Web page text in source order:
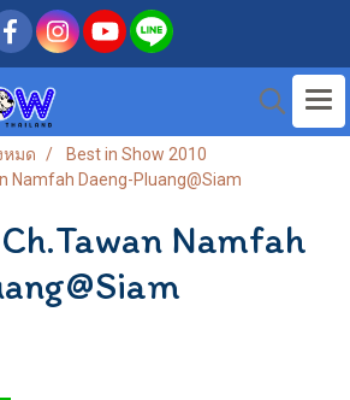
หมด
Best in Show 2010
Namfah Daeng-Pluang@Siam
Namfah